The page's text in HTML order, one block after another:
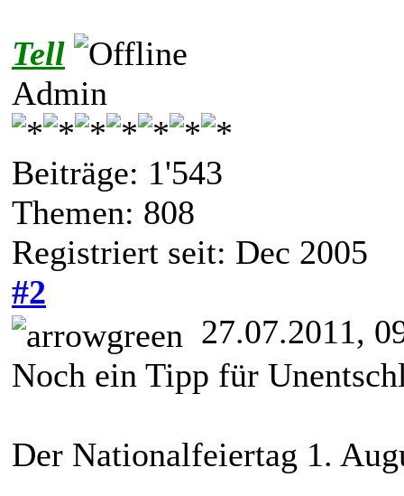
Tell
Admin
Beiträge: 1'543
Themen: 808
Registriert seit: Dec 2005
#2
27.07.2011,
Noch ein Tipp für
Der Nationalfeiertag 1.